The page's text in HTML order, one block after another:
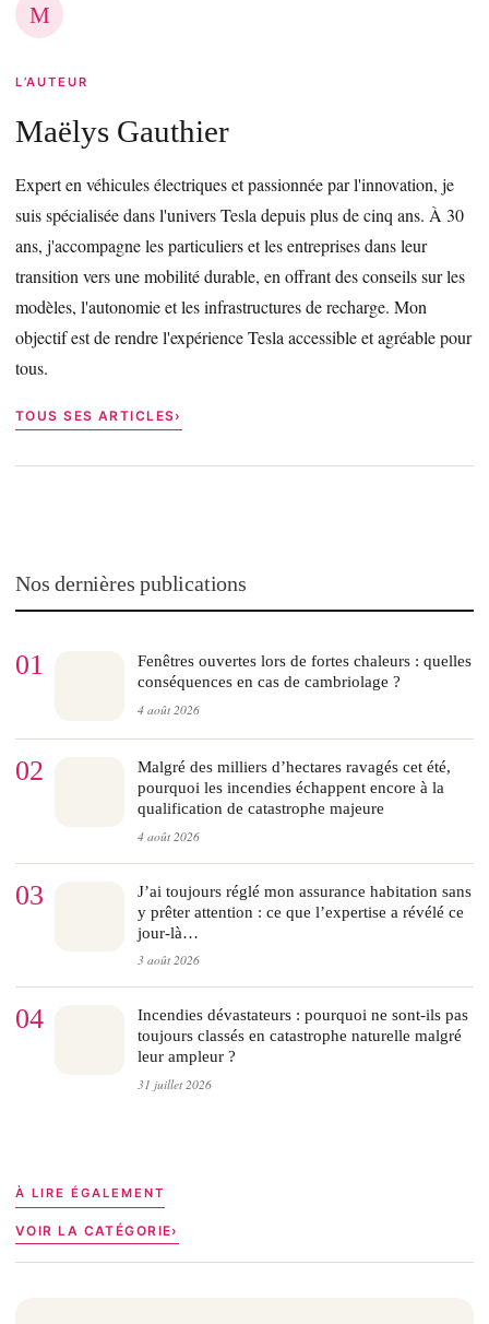
M
L’AUTEUR
Maëlys Gauthier
Expert en véhicules électriques et passionnée par l'innovation, je
suis spécialisée dans l'univers Tesla depuis plus de cinq ans. À 30
ans, j'accompagne les particuliers et les entreprises dans leur
transition vers une mobilité durable, en offrant des conseils sur les
modèles, l'autonomie et les infrastructures de recharge. Mon
objectif est de rendre l'expérience Tesla accessible et agréable pour
tous.
TOUS SES ARTICLES
Nos dernières publications
01
Fenêtres ouvertes lors de fortes chaleurs : quelles
conséquences en cas de cambriolage ?
4 août 2026
02
Malgré des milliers d’hectares ravagés cet été,
pourquoi les incendies échappent encore à la
qualification de catastrophe majeure
4 août 2026
03
J’ai toujours réglé mon assurance habitation sans
y prêter attention : ce que l’expertise a révélé ce
jour-là…
3 août 2026
04
Incendies dévastateurs : pourquoi ne sont-ils pas
toujours classés en catastrophe naturelle malgré
leur ampleur ?
31 juillet 2026
À LIRE ÉGALEMENT
VOIR LA CATÉGORIE